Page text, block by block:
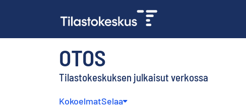
OTOS
Tilastokeskuksen julkaisut verkossa
KokoelmatSelaa